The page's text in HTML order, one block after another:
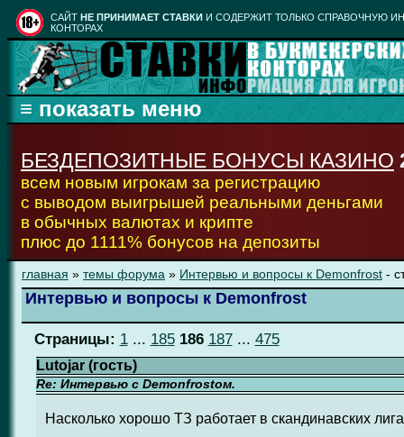
CАЙТ НЕ ПРИНИМАЕТ СТАВКИ И СОДЕРЖИТ ТОЛЬКО СПРАВОЧНУЮ
КОНТОРАХ
БЕЗДЕПОЗИТНЫЕ БОНУСЫ КАЗИНО
всем новым игрокам за регистрацию
с выводом выигрышей реальными деньгами
в обычных валютах и крипте
плюс до 1111% бонусов на депозиты
главная » темы форума » Интервью и вопросы к Demonfrost -
Интервью и вопросы к Demonfrost
Страницы: 1... 185 186 187... 475
Lutojar (гость)
Re: Интервью с Demonfrostом.
Насколько хорошо ТЗ работает в скандинавских